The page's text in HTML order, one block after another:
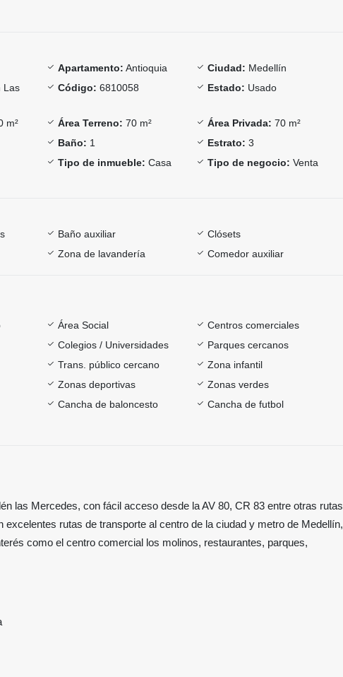
Apartamento: Antioquia Ciudad: Medellín
Las
Código: 6810058 Estado: Usado
m² Área Terreno: 70 m² Área Privada: 70 m²
Baño: 1 Estrato: 3
Tipo de inmueble: Casa Tipo de negocio: Venta
Baño auxiliar
Clósets
Zona de lavandería Comedor auxiliar
Área Social
Centros comerciales
Colegios / Universidades
Parques cercanos
Trans. público cercano
Zona infantil
Zonas deportivas
Zonas verdes
Cancha de baloncesto
Cancha de futbol
las Mercedes, con fácil acceso desde la AV 80, CR 83 entre otras rutas
excelentes rutas de transporte al centro de la ciudad y metro de Medellín,
como el centro comercial los molinos, restaurantes, parques,